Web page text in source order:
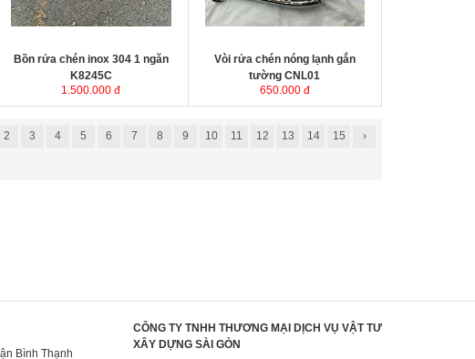
Bồn rửa chén inox 304 1 ngăn
K8245C
1.500.000 đ
Vòi rửa chén nóng lạnh gắn
tường CNL01
650.000 đ
2 3 4 5 6 7 8 9 10 11 12 13 14 15 ›
Bình Thạnh
CÔNG TY TNHH THƯƠNG MẠI DỊCH VỤ VẬT TƯ
XÂY DỰNG SÀI GÒN